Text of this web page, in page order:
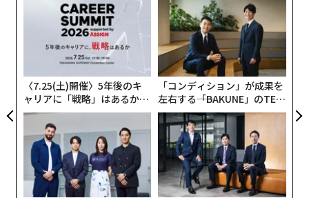
〈7.25(土)開催〉5年後のキ
ャリアに「戦略」はあるか。
トップエグゼクティブのキャ
リアに触れる1日│CAREER S
UMMIT 2026
「コンディション」が成果を
左右する――「BAKUNE」のTEN
TIALが支える「挑戦者の明
日」